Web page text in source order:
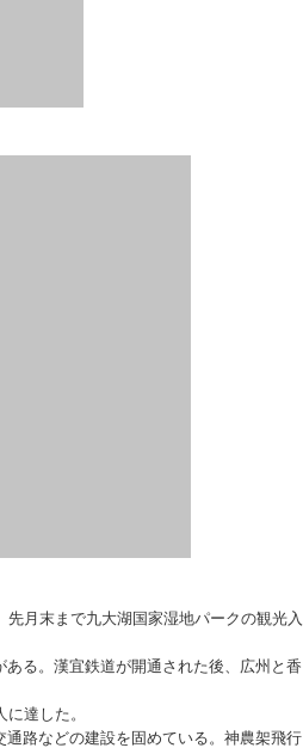
月末まで九大湖国家湿地パークの観光入
る。漢宜鉄道が開通された後、広州と香
達した。
路などの建設を固めている。神農架飛行